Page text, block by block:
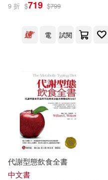
Gwon Gyeoeul(33)
威廉．薩默塞特．毛姆
彼得．杜拉克(31)
七緒たつみ(30)
浦澤直樹(29)
清華大學出版社(204)
台灣角川直條式漫畫
ライセンスエージェン
天津人民出版社(193)
9 折 $719 $799
電 試閱
代謝型態飲食全書
中文書